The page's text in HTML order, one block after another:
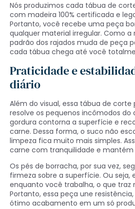
Nós produzimos cada tábua de
com madeira 100% certificada e
Portanto, você recebe uma peça
qualquer material irregular. Como a
padrão dos rajados muda de peça
cada tábua chega até você
Praticidade e
diário
Além do visual, essa tábua de corte
resolve os pequenos incômodos do
gordura contorna a superfície e
carne. Dessa forma, o suco não
limpeza fica muito mais simples.
carne com tranquilidade e mantém
Os pés de borracha, por sua vez,
firmeza sobre a superfície. Ou seja,
enquanto você trabalha, o que traz
Portanto, essa peça une
ótimo acabamento em um só